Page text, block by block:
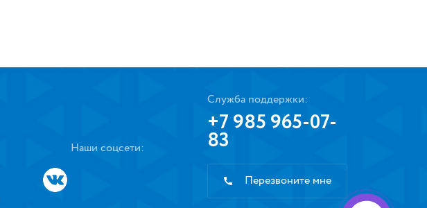
Наши соцсети:
Служба поддержки:
+7 985 965-07-
83
Перезвоните мне